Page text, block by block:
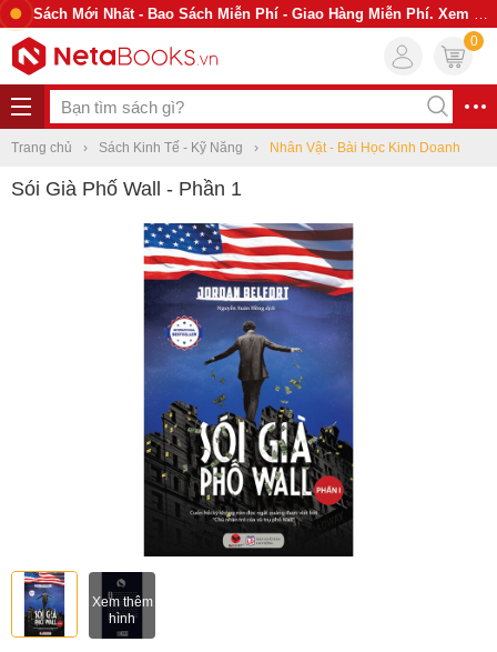
Sách Mới Nhất - Bao Sách Miễn Phí - Giao Hàng Miễn Phí. Xem Ngay
0
Trang chủ Sách Kinh Tế - Kỹ Năng Nhân Vật - Bài Học Kinh Doanh
Sói Già Phố Wall - Phần 1
Xem thêm
hình